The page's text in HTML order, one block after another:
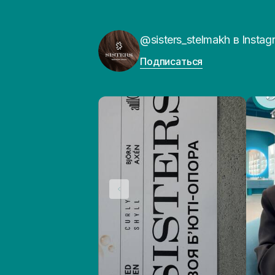
@sisters_stelmakh в
Подписаться